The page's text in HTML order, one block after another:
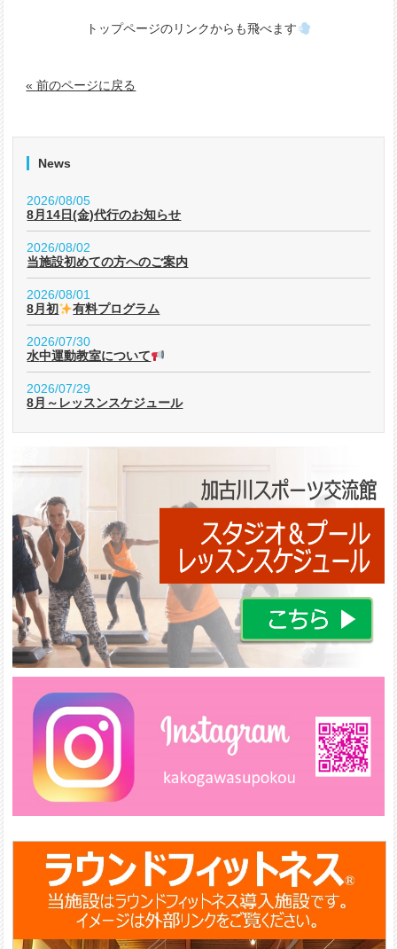
トップページのリンクからも飛べます
« 前のページに戻る
News
2026/08/05
8月14日(金)代行のお知らせ
2026/08/02
当施設初めての方へのご案内
2026/08/01
8月初
有料プログラム
2026/07/30
水中運動教室について
2026/07/29
8月～レッスンスケジュール